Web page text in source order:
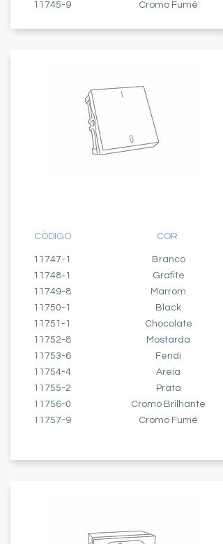
11745-9 Cromo Fumê
CÓDIGO
11747-1
11748-1
11749-8
11750-1
11751-1
11752-8
11753-6
11754-4
11755-2
11756-0
11757-9
COR
Branco
Grafite
Marrom
Black
Chocolate
Mostarda
Fendi
Areia
Prata
Cromo Brilhante
Cromo Fumê